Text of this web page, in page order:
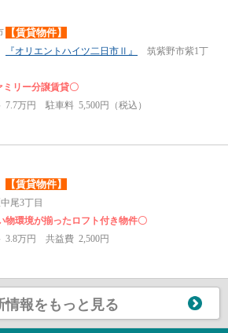
【賃貸物件】
『オリエントハイツ二日市Ⅱ』
筑紫野市紫1丁
リー分譲賃貸〇
万円 駐車料 5,500円（税込）
【賃貸物件】
尾3丁目
物環境が揃ったロフト付き物件〇
3.8万円 共益費 2,500円
情報をもっと見る